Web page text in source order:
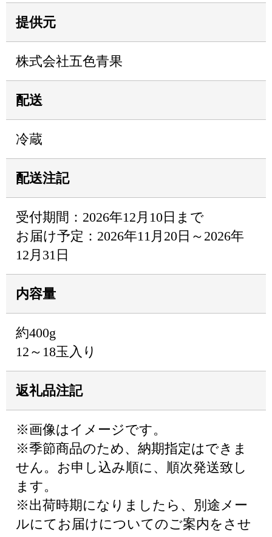
提供元
株式会社五色青果
配送
冷蔵
配送注記
受付期間：2026年12月10日まで
お届け予定：2026年11月20日～2026年
12月31日
内容量
約400g
12～18玉入り
返礼品注記
※画像はイメージです。
※季節商品のため、納期指定はできま
せん。お申し込み順に、順次発送致し
ます。
※出荷時期になりましたら、別途メー
ルにてお届けについてのご案内をさせ